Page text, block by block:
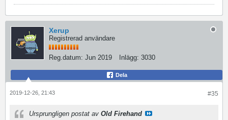
Xerup
Registrerad användare
Reg.datum: Jun 2019 Inlägg: 3030
Dela
#35
2019-12-26, 21:43
Ursprungligen postat av Old Firehand